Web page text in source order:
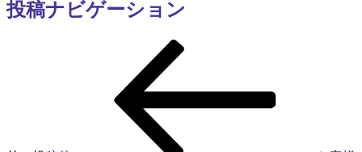
投稿ナビゲーション